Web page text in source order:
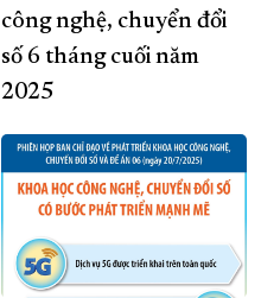
công nghệ, chuyển đổi
số 6 tháng cuối năm
2025